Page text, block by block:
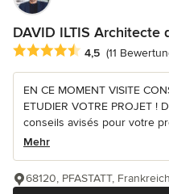
DAVID ILTIS Architecte
Durchschnittliche
4,5 (11
EN CE MOMENT VISITE
ETUDIER VOTRE PROJET !
conseils avisés pour votre
Mehr
68120, PFASTATT, Frankreich